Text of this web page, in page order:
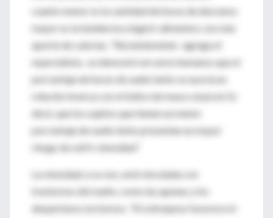
cuanto menor es la cantidad de horas de descanso
mayor es la tendencia a ingerir alimentos con más
aporte de calorías. "Recientemente -agrega el
especialista-, se demostró en seres humanos que el
porcentaje de horas de sueño lento se asocia en
relación inversa con el índice de masa corporal. Es
decir, que los sujetos que tienen un menor
porcentaje de sueño lento presentan un mayor
riesgo de sufrir obesidad."
La obesidad, a su vez, está vinculada con
trastornos del sueño, como las apneas y los
despertares nocturnos. "El sobrepeso favorece el